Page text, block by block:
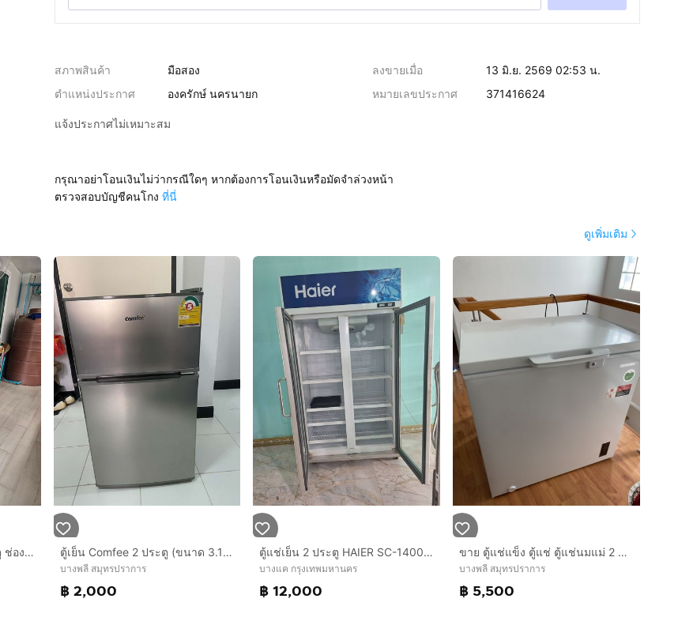
สภาพสินค้า มือสอง ลงขายเมื่อ
13 มิ.ย. 2569 02:53 น.
ตำแหน่งประกาศ
องครักษ์ นครนายก หมายเลขประกาศ 371416624
แจ้งประกาศไม่เหมาะสม
กรุณาอย่าโอนเงินไม่ว่ากรณีใดๆ หากต้องการโอนเงินหรือมัดจำล่วงหน้า
ตรวจสอบบัญชีคนโกง ที่นี่
ดูเพิ่มเติม
ขายตู้เย็น Panasonic 2 ประตู ช่องแช่แข็งล่าง ขนาด 14.4 คิว 407 ลิตร ตู้เย็น Comfee 2 ประตู (ขนาด 3.1 คิว): แยกโซนช่องแช่แข็งและช่องทำความเย็น
บางพลี สมุทรปราการ
฿ 2,000
ตู้แช่เย็น 2 ประตู HAIER SC-1400PCS2-LS V4
บางแค กรุงเทพมหานคร
฿ 12,000
ขาย ตู้แช่แข็ง ตู้แช่ ตู้แช่นมแม่ 2 ระบบ (สภาพใหม่มาก)
บางพลี สมุทรปราการ
฿ 5,500